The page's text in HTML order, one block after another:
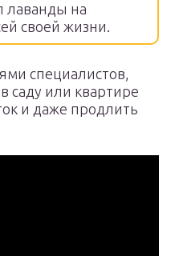
лаванды на
своей жизни.
специалистов,
саду или квартире
и даже продлить